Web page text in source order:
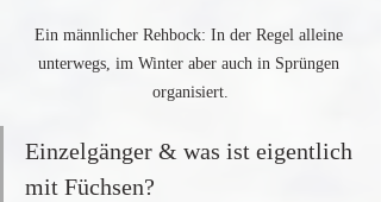
Ein männlicher Rehbock: In der Regel alleine
unterwegs, im Winter aber auch in Sprüngen
organisiert.
Einzelgänger & was ist eigentlich
mit Füchsen?